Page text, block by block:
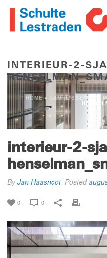
INTERIEUR-2-
HOME» LAM (LISSER ART
interieur-2-
ByJan Haasnoot Posted
0 0